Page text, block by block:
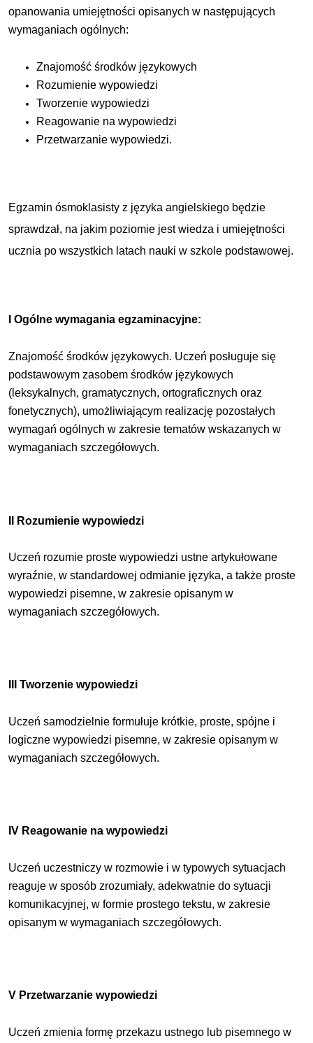
opanowania umiejętności opisanych w następujących
wymaganiach ogólnych:
Znajomość środków językowych
Rozumienie wypowiedzi
Tworzenie wypowiedzi
Reagowanie na wypowiedzi
Przetwarzanie wypowiedzi.
Egzamin ósmoklasisty z języka angielskiego będzie
sprawdzał, na jakim poziomie jest wiedza i umiejętności
ucznia po wszystkich latach nauki w szkole podstawowej.
I Ogólne wymagania egzaminacyjne:
Znajomość środków językowych. Uczeń posługuje się
podstawowym zasobem środków językowych
(leksykalnych, gramatycznych, ortograficznych oraz
fonetycznych), umożliwiającym realizację pozostałych
wymagań ogólnych w zakresie tematów wskazanych w
wymaganiach szczegółowych.
II Rozumienie wypowiedzi
Uczeń rozumie proste wypowiedzi ustne artykułowane
wyraźnie, w standardowej odmianie języka, a także proste
wypowiedzi pisemne, w zakresie opisanym w
wymaganiach szczegółowych.
III Tworzenie wypowiedzi
Uczeń samodzielnie formułuje krótkie, proste, spójne i
logiczne wypowiedzi pisemne, w zakresie opisanym w
wymaganiach szczegółowych.
IV Reagowanie na wypowiedzi
Uczeń uczestniczy w rozmowie i w typowych sytuacjach
reaguje w sposób zrozumiały, adekwatnie do sytuacji
komunikacyjnej, w formie prostego tekstu, w zakresie
opisanym w wymaganiach szczegółowych.
V Przetwarzanie wypowiedzi
Uczeń zmienia formę przekazu ustnego lub pisemnego w